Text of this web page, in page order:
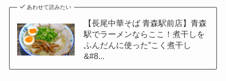
あわせて読みたい
【長尾中華そば 青森駅前店】青森
駅でラーメンならここ！煮干しを
ふんだんに使った”こく煮干し
&#8...